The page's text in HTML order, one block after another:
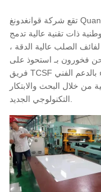
تقع شركة قوانغدونغ Quanqi معدات شارك. ، المحدودة. في مدينة
ذات تقنية عالية تدمج
الصلب عالية الدقة ،
فخورون بـ استحوذ على
فريق TCSF قوانغتشو بخبرات عملية غنية وتزويد العملاء بالدعم الفني
من خلال البحث والابتكار